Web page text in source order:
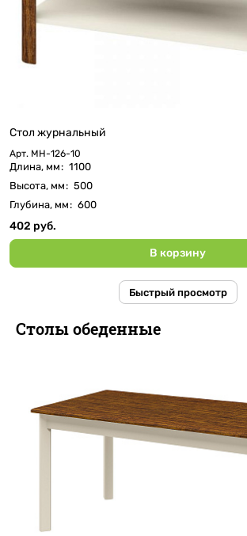
Стол журнальный
Арт. МН-126-10
Длина, мм: 1100
Высота, мм: 500
Глубина, мм: 600
402 руб.
В корзину
Быстрый просмотр
Столы обеденные